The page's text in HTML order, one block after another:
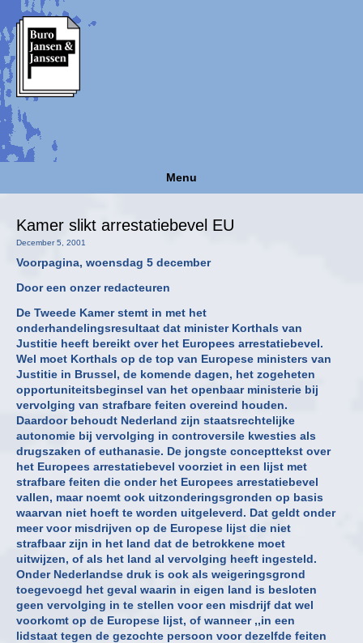
Menu
Kamer slikt arrestatiebevel EU
December 5, 2001
Voorpagina, woensdag 5 december
Door een onzer redacteuren
De Tweede Kamer stemt in met het
onderhandelingsresultaat dat minister Korthals van
Justitie heeft bereikt over het Europees arrestatiebevel.
Wel moet Korthals op de top van Europese ministers van
Justitie in Brussel, de komende dagen, het zogeheten
opportuniteitsbeginsel van het openbaar ministerie bij
vervolging van strafbare feiten overeind houden.
Daardoor behoudt Nederland zijn staatsrechtelijke
autonomie bij vervolging in controversile kwesties als
drugszaken of euthanasie. De jongste concepttekst over
het Europees arrestatiebevel voorziet in een lijst met
strafbare feiten die onder het Europees arrestatiebevel
vallen, maar noemt ook uitzonderingsgronden op basis
waarvan niet hoeft te worden uitgeleverd. Dat geldt onder
meer voor misdrijven op de Europese lijst die niet
strafbaar zijn in het land dat de betrokkene moet
uitwijzen, of als het land al vervolging heeft ingesteld.
Onder Nederlandse druk is ook als weigeringsgrond
toegevoegd het geval waarin in eigen land is besloten
geen vervolging in te stellen voor een misdrijf dat wel
voorkomt op de Europese lijst, of wanneer ,,in een
lidstaat tegen de gezochte persoon voor dezelfde feiten